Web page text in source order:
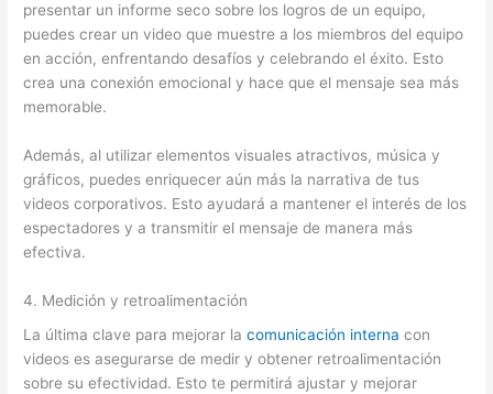
presentar un informe seco sobre los logros de un equipo,
puedes crear un video que muestre a los miembros del equipo
en acción, enfrentando desafíos y celebrando el éxito. Esto
crea una conexión emocional y hace que el mensaje sea más
memorable.
Además, al utilizar elementos visuales atractivos, música y
gráficos, puedes enriquecer aún más la narrativa de tus
videos corporativos. Esto ayudará a mantener el interés de los
espectadores y a transmitir el mensaje de manera más
efectiva.
4. Medición y retroalimentación
La última clave para mejorar lacomunicación interna con
videos es asegurarse de medir y obtener retroalimentación
sobre su efectividad. Esto te permitirá ajustar y mejorar